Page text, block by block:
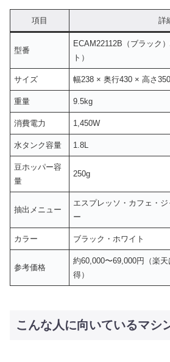
項目 詳
型番
ECAM22112B（ブラック
ト）
サイズ 幅238 × 奥行430 × 高さ
重量 9.5kg
消費電力 1,450W
水タンク容量 1.8L
豆ホッパー容
量
250g
抽出メニュー
エスプレッソ・カフェ・
ー
カラー ブラック・ホワイト
参考価格
約60,000〜69,000円（楽
得）
こんな人に向いているマシ